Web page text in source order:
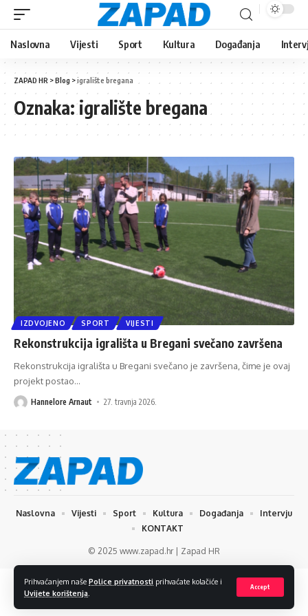
Prihvaćanjem naše Police privatnosti prihvaćate kolačiće i
Uvijete korištenja
Accept
Naslovna Vijesti Sport Kultura Događanja
ZAPAD HR >Blog >igralište bregana
Oznaka:igralište bregana
IZDVOJENO SPORT VIJESTI
Rekonstrukcija igrališta u Bregani svečano završena
Rekonstrukcija igrališta u Bregani svečano je završena, čime je ovaj
projekt postao…
Hannelore Arnaut 27. travnja 2026.
© 2025 www.zapad.hr | Zapad HR
Naslovna Vijesti Sport Kultura Događanja
Intervju
KONTAKT